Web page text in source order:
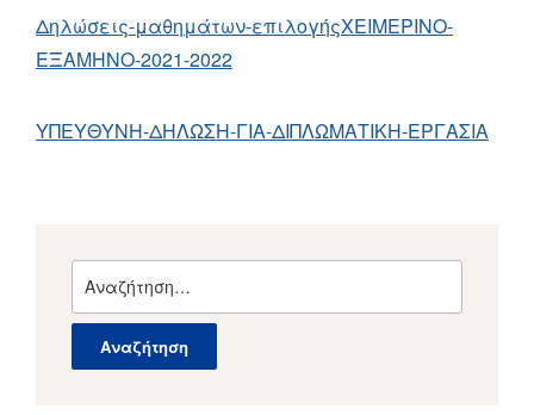
Δηλώσεις-μαθημάτων-επιλογήςΧΕΙΜΕΡΙΝΟ-
EΞΑΜΗΝΟ-2021-2022
ΥΠΕΥΘΥΝΗ-ΔΗΛΩΣΗ-ΓΙΑ-ΔΙΠΛΩΜΑΤΙΚΗ-ΕΡΓΑΣΙΑ
για: